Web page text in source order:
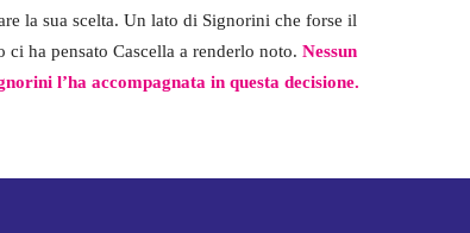
la sua scelta. Un lato di Signorini che forse il
ha pensato Cascella a renderlo noto. Nessun
l’ha accompagnata in questa decisione.